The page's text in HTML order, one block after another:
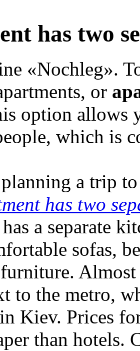
has two
«Nochleg».
or
option allows
which is
a trip
has two
has a separate
sofas,
furniture.
to the metro,
Kiev. Prices
than hotels.